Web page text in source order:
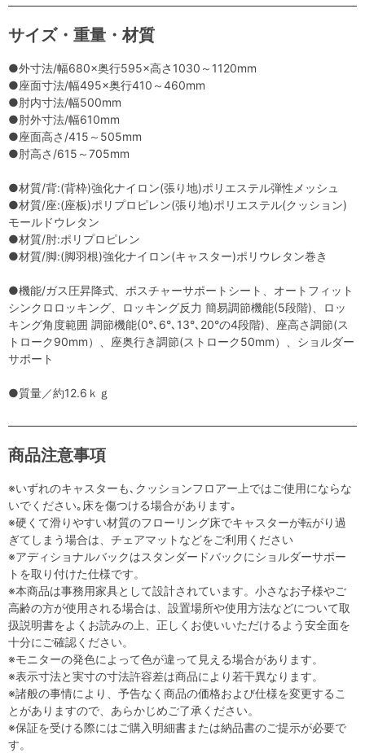
サイズ・重量・材質
●外寸法/幅680×奥行595×高さ1030～1120mm
●座面寸法/幅495×奥行410～460mm
●肘内寸法/幅500mm
●肘外寸法/幅610mm
●座面高さ/415～505mm
●肘高さ/615～705mm
●材質/背:(背枠)強化ナイロン(張り地)ポリエステル弾性メッシュ
●材質/座:(座板)ポリプロピレン(張り地)ポリエステル(クッション)
モールドウレタン
●材質/肘:ポリプロピレン
●材質/脚:(脚羽根)強化ナイロン(キャスター)ポリウレタン巻き
●機能/ガス圧昇降式、ポスチャーサポートシート、オートフィット
シンクロロッキング、ロッキング反力 簡易調節機能(5段階)、ロッ
キング角度範囲 調節機能(0°､6°､13°､20°の4段階)、座高さ調節(ス
トローク90mm）、座奥行き調節(ストローク50mm）、ショルダー
サポート
●質量／約12.6ｋｇ
商品注意事項
※いずれのキャスターも､クッションフロアー上ではご使用にならな
いでください｡床を傷つける場合があります｡
※硬くて滑りやすい材質のフローリング床でキャスターが転がり過
ぎてしまう場合は、チェアマットなどをご利用ください
※アディショナルバックはスタンダードバックにショルダーサポー
トを取り付けた仕様です。
※本商品は事務用家具として設計されています。小さなお子様やご
高齢の方が使用される場合は、設置場所や使用方法などについて取
扱説明書をよくお読みの上、正しくお使いいただけるよう安全面を
十分にご確認ください。
※モニターの発色によって色が違って見える場合があります。
※表示寸法と実寸の寸法許容差は商品により若干異なります。
※諸般の事情により、予告なく商品の価格および仕様を変更するこ
とがありますので、あらかじめご了承ください。
※保証を受ける際にはご購入明細書または納品書のご提示が必要で
す。